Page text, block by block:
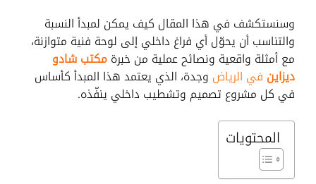
وسنستكشف في هذا المقال كيف يمكن لمبدأ النسبة
والتناسب أن يحوّل أي فراغ داخلي إلى لوحة فنية متوازنة،
مع أمثلة واقعية ونصائح عملية من خبرةمكتب شادو
ديزاين في الرياض وجدة، الذي يعتمد هذا المبدأ كأساس
في كل مشروع تصميم وتشطيب داخلي ينفّذه.
المحتويات